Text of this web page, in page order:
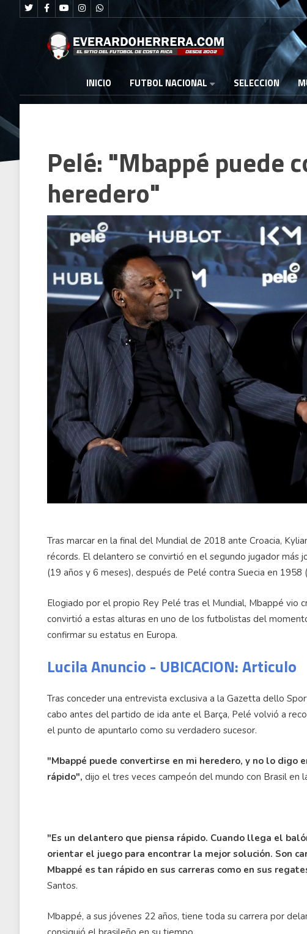
INICIO FUTBOL NACIONAL SELECCION
Pelé: "Mbappé puede
heredero"
Tras marcar en la final del Mundial de 2018 ante Croacia,
récords. El delantero se convirtió en el segundo jugador más
(19 años y 6 meses), después de Pelé contra Suecia en 1958
Elogiado por el propio Rey Pelé tras el Mundial, Mbappé vio
convirtió a estas alturas en uno de los futbolistas del
confirmar su estatus en Europa.
Lucila Anuncio - UBICACION: Articulo
Tras conceder una entrevista exclusiva a la Gazetta dello
cabo antes del partido de ida ante el Barça, Pelé volvió a
el punto de apuntarlo como su verdadero sucesor.
"Mbappé puede convertirse en mi heredero, y no lo digo
rápido", dijo el tres veces campeón del mundo con Brasil en
"Es un delantero que piensa rápido. Cuando llega el
orientar el juego para encontrar la mejor solución. Son
Mbappé es tan rápido en sus carreras como en sus
Santos.
Mbappé, a sus jóvenes 22 años, tiene toda su carrera por